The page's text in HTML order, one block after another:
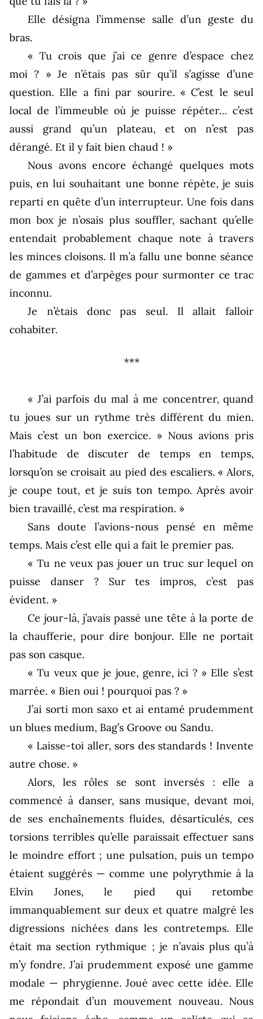
Elle désigna l’immense salle d’un geste du
bras.
« Tu crois que j’ai ce genre d’espace chez
moi ? » Je n’étais pas sûr qu’il s’agisse d’une
question. Elle a fini par sourire. « C’est le seul
local de l’immeuble où je puisse répéter… c’est
aussi grand qu’un plateau, et on n’est pas
dérangé. Et il y fait bien chaud ! »
Nous avons encore échangé quelques mots
puis, en lui souhaitant une bonne répète, je suis
reparti en quête d’un interrupteur. Une fois dans
mon box je n’osais plus souffler, sachant qu’elle
entendait probablement chaque note à travers
les minces cloisons. Il m’a fallu une bonne séance
de gammes et d’arpèges pour surmonter ce trac
inconnu.
Je n’étais donc pas seul. Il allait falloir
cohabiter.
***
« J’ai parfois du mal à me concentrer, quand
tu joues sur un rythme très différent du mien.
Mais c’est un bon exercice. » Nous avions pris
l’habitude de discuter de temps en temps,
lorsqu’on se croisait au pied des escaliers. « Alors,
je coupe tout, et je suis ton tempo. Après avoir
bien travaillé, c’est ma respiration. »
Sans doute l’avions-nous pensé en même
temps. Mais c’est elle qui a fait le premier pas.
« Tu ne veux pas jouer un truc sur lequel on
puisse danser ? Sur tes impros, c’est pas
évident. »
Ce jour-là, j’avais passé une tête à la porte de
la chaufferie, pour dire bonjour. Elle ne portait
pas son casque.
« Tu veux que je joue, genre, ici ? » Elle s’est
marrée. « Bien oui ! pourquoi pas ? »
J’ai sorti mon saxo et ai entamé prudemment
un blues medium, Bag’s Groove ou Sandu.
« Laisse-toi aller, sors des standards ! Invente
autre chose. »
Alors, les rôles se sont inversés : elle a
commencé à danser, sans musique, devant moi,
de ses enchaînements fluides, désarticulés, ces
torsions terribles qu’elle paraissait effectuer sans
le moindre effort ; une pulsation, puis un tempo
étaient suggérés — comme une polyrythmie à la
Elvin Jones, le pied qui retombe
immanquablement sur deux et quatre malgré les
digressions nichées dans les contretemps. Elle
était ma section rythmique ; je n’avais plus qu’à
m’y fondre. J’ai prudemment exposé une gamme
modale — phrygienne. Joué avec cette idée. Elle
me répondait d’un mouvement nouveau. Nous